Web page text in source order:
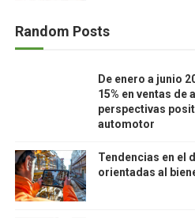
Random Posts
De enero a junio
15% en ventas de
perspectivas
automotor
Tendencias en el
orientadas al